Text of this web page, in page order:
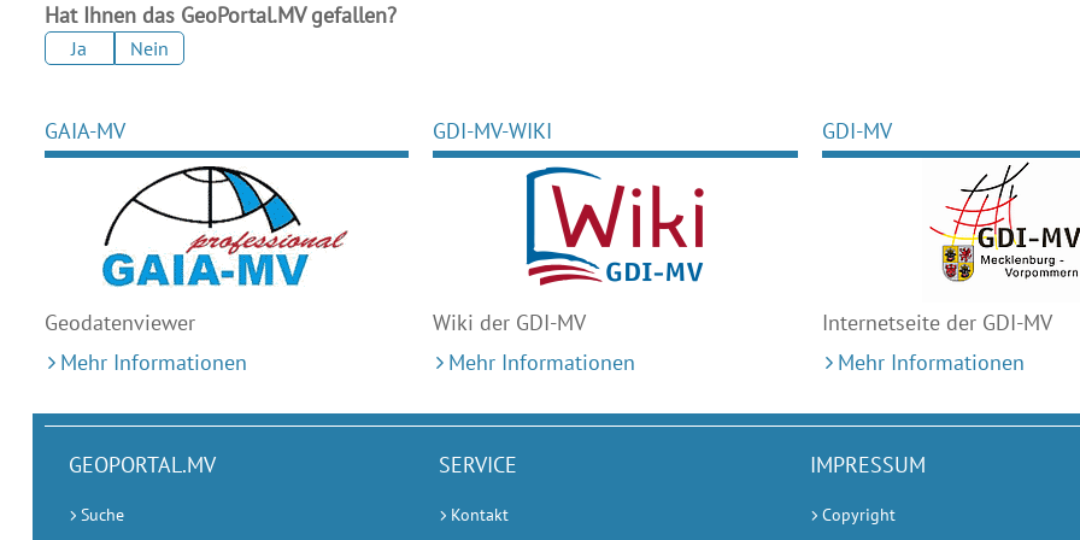
Hat Ihnen das GeoPortal.MV gefallen?
Ja Nein
GAIA-MV
Geodatenviewer
Mehr Informationen
GDI-MV-WIKI
Wiki der GDI-MV
Mehr Informationen
GDI-MV
Internetseite der GDI-MV
Mehr Informationen
GEOPORTAL.MV
Suche
SERVICE
Kontakt
IMPRESSUM
Copyright